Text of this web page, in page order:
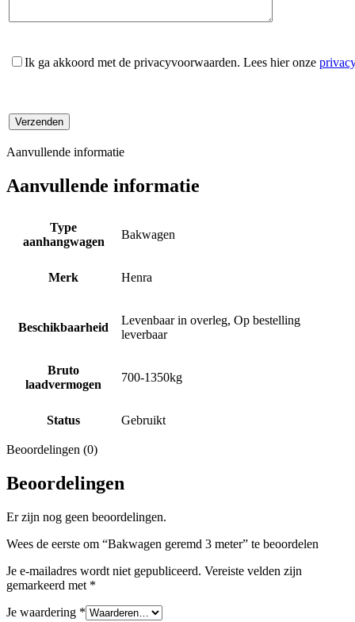
Ik ga akkoord met de privacyvoorwaarden. Lees hier onze
Aanvullende informatie
Aanvullende informatie
Type
aanhangwagen
Bakwagen
Merk Henra
Beschikbaarheid
Levenbaar in overleg, Op bestelling
leverbaar
Bruto
laadvermogen
700-1350kg
Status Gebruikt
Beoordelingen (0)
Beoordelingen
Er zijn nog geen beoordelingen.
Wees de eerste om “Bakwagen geremd 3 meter” te beoordelen
Je e-mailadres wordt niet gepubliceerd. Vereiste velden zijn
gemarkeerd met *
Je waardering *